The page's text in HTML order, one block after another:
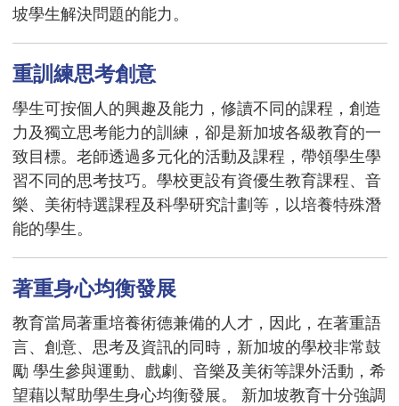
坡學生解決問題的能力。
重訓練思考創意
學生可按個人的興趣及能力，修讀不同的課程，創造
力及獨立思考能力的訓練，卻是新加坡各級教育的一
致目標。老師透過多元化的活動及課程，帶領學生學
習不同的思考技巧。學校更設有資優生教育課程、音
樂、美術特選課程及科學研究計劃等，以培養特殊潛
能的學生。
著重身心均衡發展
教育當局著重培養術德兼備的人才，因此，在著重語
言、創意、思考及資訊的同時，新加坡的學校非常鼓
勵 學生參與運動、戲劇、音樂及美術等課外活動，希
望藉以幫助學生身心均衡發展。 新加坡教育十分強調